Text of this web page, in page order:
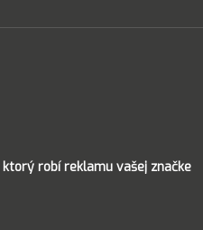
robí reklamu vašej značke